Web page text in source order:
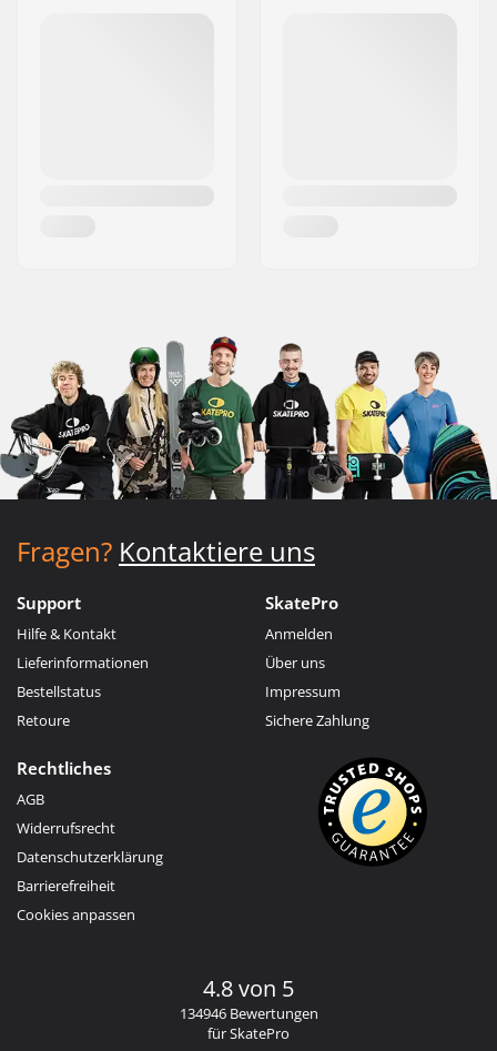
Fragen? Kontaktiere uns
Support
Hilfe & Kontakt
Lieferinformationen
Bestellstatus
Retoure
SkatePro
Anmelden
Über uns
Impressum
Sichere Zahlung
Rechtliches
AGB
Widerrufsrecht
Datenschutzerklärung
Barrierefreiheit
Cookies anpassen
4.8 von 5
134946 Bewertungen
für SkatePro